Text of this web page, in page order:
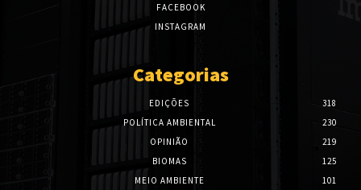
FACEBOOK
INSTAGRAM
Categorias
EDIÇÕES
318
POLÍTICA AMBIENTAL
230
OPINIÃO
219
BIOMAS
125
MEIO AMBIENTE
101